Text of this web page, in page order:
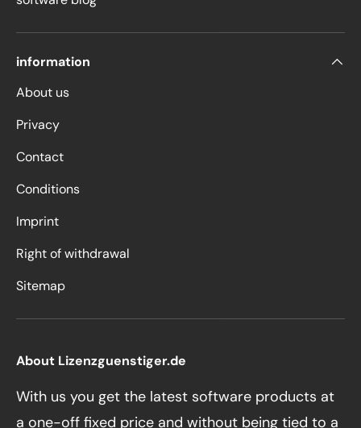
information
About us
Privacy
Contact
Conditions
Imprint
Right of withdrawal
Sitemap
About Lizenzguenstiger.de
With us you get the latest software products at
a one-off fixed price and without being tied to a